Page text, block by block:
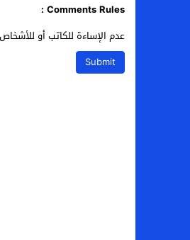
Comments Rules :
عدم الإساءة للكاتب أو